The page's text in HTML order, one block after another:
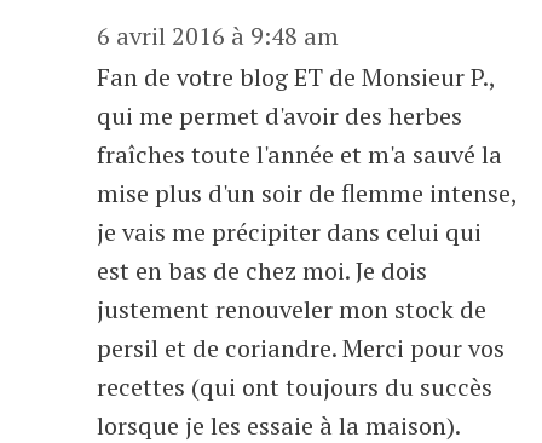
6 avril 2016 à 9:48 am
Fan de votre blog ET de Monsieur P.,
qui me permet d'avoir des herbes
fraîches toute l'année et m'a sauvé la
mise plus d'un soir de flemme intense,
je vais me précipiter dans celui qui
est en bas de chez moi. Je dois
justement renouveler mon stock de
persil et de coriandre. Merci pour vos
recettes (qui ont toujours du succès
lorsque je les essaie à la maison).